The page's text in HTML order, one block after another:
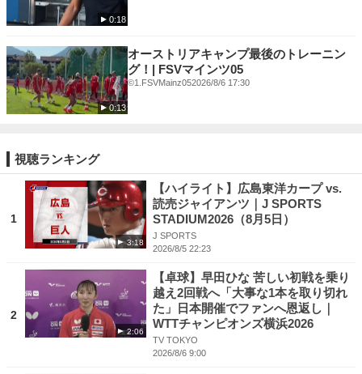
下記ページより加入いただくと、初月1,400円で
お得にお楽しみいただくことができます✨
↓
詳細はこちら👉https://www.video.unext.jp/lp/football_pack?
cid=D33377&rid=SR00671&adid=XXX&utm_source=youtube&utm_mediu
m=social&utm_campaign=youtube_title_football&utm_content=SR0067
0:18
0:13
オーストリアキャンプ最後のトレーニン
グ！| FSVマインツ05
©1.FSVMainz052026/8/6 17:30
視聴ランキング
1
3:18
【ハイライト】広島東洋カープ vs.
読売ジャイアンツ｜J SPORTS
STADIUM2026（8月5日）
J SPORTS
2026/8/5 22:23
2
2:06
【卓球】早田ひな 苦しい初戦を乗り
越え2回戦へ「大事な1本を取り切れ
た」日本開催でファンへ恩返し｜
WTTチャンピオンズ横浜2026
TV TOKYO
2026/8/6 9:00